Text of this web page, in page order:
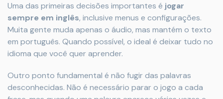
Uma das primeiras decisões importantes é jogar
sempre em inglês, inclusive menus e configurações.
Muita gente muda apenas o áudio, mas mantém o texto
em português. Quando possível, o ideal é deixar tudo no
idioma que você quer aprender.
Outro ponto fundamental é não fugir das palavras
desconhecidas. Não é necessário parar o jogo a cada